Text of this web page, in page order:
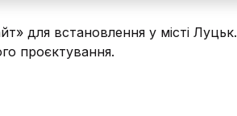
для встановлення у місті Луцьк.
проєктування.